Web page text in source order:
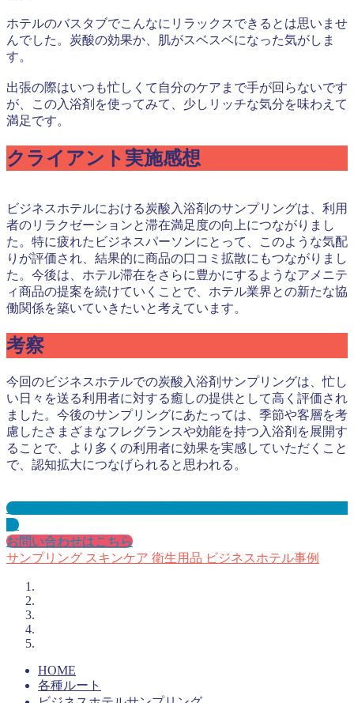
ホテルのバスタブでこんなにリラックスできるとは思いませ
んでした。炭酸の効果か、肌がスベスベになった気がしま
す。
出張の際はいつも忙しくて自分のケアまで手が回らないです
が、この入浴剤を使ってみて、少しリッチな気分を味わえて
満足です。
クライアント実施感想
ビジネスホテルにおける炭酸入浴剤のサンプリングは、利用
者のリラクゼーションと滞在満足度の向上につながりまし
た。特に疲れたビジネスパーソンにとって、このような気配
りが評価され、結果的に商品の口コミ拡散にもつながりまし
た。今後は、ホテル滞在をさらに豊かにするようなアメニテ
ィ商品の提案を続けていくことで、ホテル業界との新たな協
働関係を築いていきたいと考えています。
考察
今回のビジネスホテルでの炭酸入浴剤サンプリングは、忙し
い日々を送る利用者に対する癒しの提供として高く評価され
ました。今後のサンプリングにあたっては、季節や客層を考
慮したさまざまなフレグランスや効能を持つ入浴剤を展開す
ることで、より多くの利用者に効果を実感していただくこと
で、認知拡大につなげられると思われる。
ビジネスホテルサンプリングとは？メリット３選と事例を紹
介
お問い合わせはこちら
サンプリング スキンケア 衛生用品 ビジネスホテル事例
HOME
各種ルート